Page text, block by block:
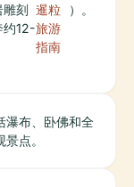
雕刻
约12-
暹粒
旅游
指南
）。
瀑布、卧佛和全
景点。